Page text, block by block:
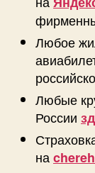
Любое
Любые
России
на